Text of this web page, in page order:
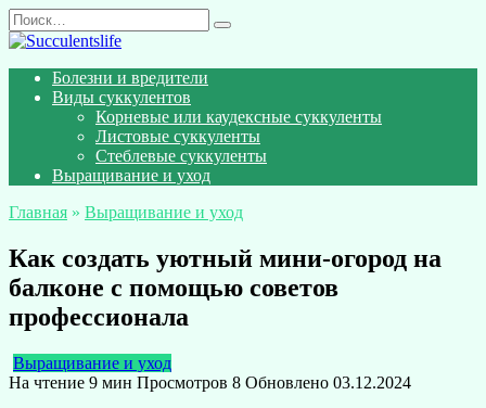
Перейти
к
Search
for:
Болезни и вредители
Виды суккулентов
Корневые или каудексные суккуленты
Листовые суккуленты
Стеблевые суккуленты
Выращивание и уход
Главная » Выращивание и уход
Как создать уютный мини-огород на
балконе с помощью советов
профессионала
Выращивание и уход
На чтение 9 мин Просмотров 8 Обновлено 03.12.2024